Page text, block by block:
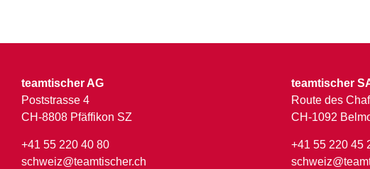
teamtischer AG
Poststrasse 4
CH-8808 Pfäffikon SZ
+41 55 220 40 80
schweiz@teamtischer.ch
teamtischer
Route des
CH-1092
+41 55 220 45